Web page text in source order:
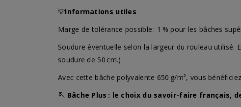
💡Informations utiles
Marge de tolérance possible : 1 % pour les bâches
Soudure éventuelle selon la largeur du rouleau utilisé.
soudure de 50 cm.)
Avec cette bâche polyvalente 650 g/m², vous
🪡 Bâche Plus : le choix du savoir-faire